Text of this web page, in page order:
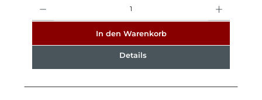
In den Warenkorb
Details